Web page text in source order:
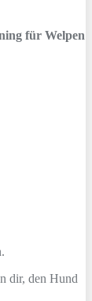
für Welpen
dir, den Hund